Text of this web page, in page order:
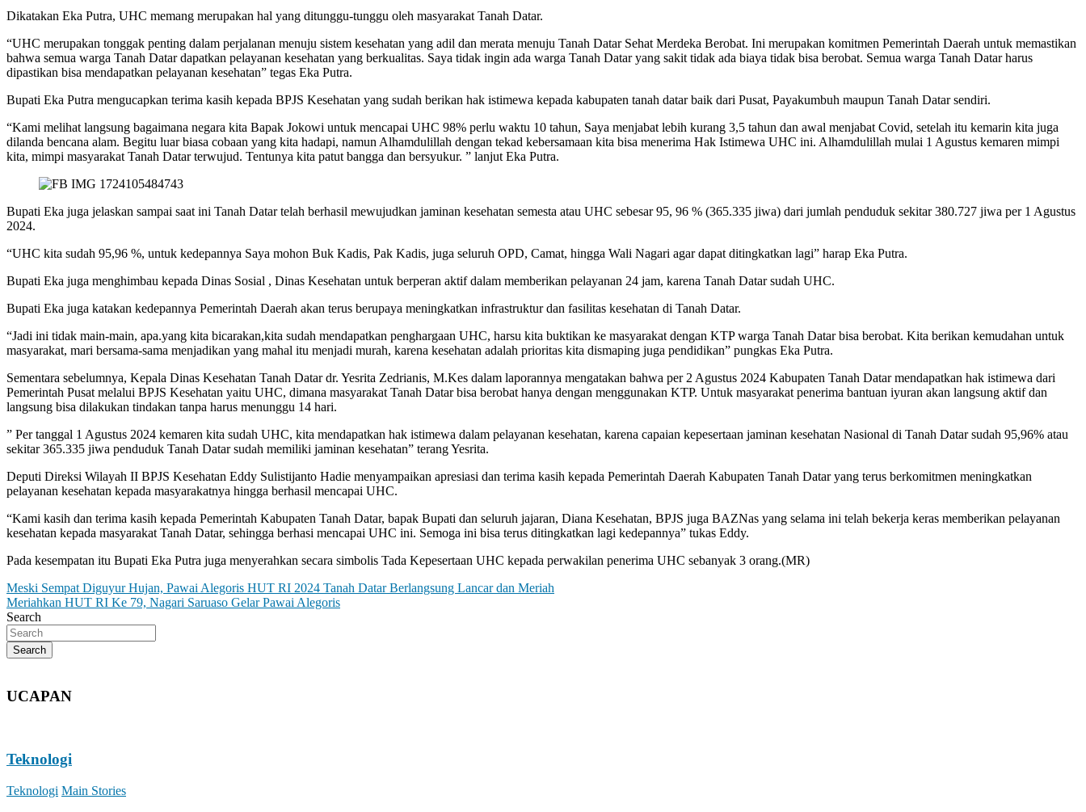
Dikatakan Eka Putra, UHC memang merupakan hal yang ditunggu-tunggu oleh masyarakat Tanah Datar.
“UHC merupakan tonggak penting dalam perjalanan menuju sistem kesehatan yang adil dan merata menuju Tanah Datar Sehat Merdeka Berobat. Ini merupakan komitmen Pemerintah Daerah untuk memastikan
bahwa semua warga Tanah Datar dapatkan pelayanan kesehatan yang berkualitas. Saya tidak ingin ada warga Tanah Datar yang sakit tidak ada biaya tidak bisa berobat. Semua warga Tanah Datar harus
dipastikan bisa mendapatkan pelayanan kesehatan” tegas Eka Putra.
Bupati Eka Putra mengucapkan terima kasih kepada BPJS Kesehatan yang sudah berikan hak istimewa kepada kabupaten tanah datar baik dari Pusat, Payakumbuh maupun Tanah Datar sendiri.
“Kami melihat langsung bagaimana negara kita Bapak Jokowi untuk mencapai UHC 98% perlu waktu 10 tahun, Saya menjabat lebih kurang 3,5 tahun dan awal menjabat Covid, setelah itu kemarin kita juga
dilanda bencana alam. Begitu luar biasa cobaan yang kita hadapi, namun Alhamdulillah dengan tekad kebersamaan kita bisa menerima Hak Istimewa UHC ini. Alhamdulillah mulai 1 Agustus kemaren mimpi
kita, mimpi masyarakat Tanah Datar terwujud. Tentunya kita patut bangga dan bersyukur. ” lanjut Eka Putra.
Bupati Eka juga jelaskan sampai saat ini Tanah Datar telah berhasil mewujudkan jaminan kesehatan semesta atau UHC sebesar 95, 96 % (365.335 jiwa) dari jumlah penduduk sekitar 380.727 jiwa per 1 Agustus
2024.
“UHC kita sudah 95,96 %, untuk kedepannya Saya mohon Buk Kadis, Pak Kadis, juga seluruh OPD, Camat, hingga Wali Nagari agar dapat ditingkatkan lagi” harap Eka Putra.
Bupati Eka juga menghimbau kepada Dinas Sosial , Dinas Kesehatan untuk berperan aktif dalam memberikan pelayanan 24 jam, karena Tanah Datar sudah UHC.
Bupati Eka juga katakan kedepannya Pemerintah Daerah akan terus berupaya meningkatkan infrastruktur dan fasilitas kesehatan di Tanah Datar.
“Jadi ini tidak main-main, apa.yang kita bicarakan,kita sudah mendapatkan penghargaan UHC, harsu kita buktikan ke masyarakat dengan KTP warga Tanah Datar bisa berobat. Kita berikan kemudahan untuk
masyarakat, mari bersama-sama menjadikan yang mahal itu menjadi murah, karena kesehatan adalah prioritas kita dismaping juga pendidikan” pungkas Eka Putra.
Sementara sebelumnya, Kepala Dinas Kesehatan Tanah Datar dr. Yesrita Zedrianis, M.Kes dalam laporannya mengatakan bahwa per 2 Agustus 2024 Kabupaten Tanah Datar mendapatkan hak istimewa dari
Pemerintah Pusat melalui BPJS Kesehatan yaitu UHC, dimana masyarakat Tanah Datar bisa berobat hanya dengan menggunakan KTP. Untuk masyarakat penerima bantuan iyuran akan langsung aktif dan
langsung bisa dilakukan tindakan tanpa harus menunggu 14 hari.
” Per tanggal 1 Agustus 2024 kemaren kita sudah UHC, kita mendapatkan hak istimewa dalam pelayanan kesehatan, karena capaian kepesertaan jaminan kesehatan Nasional di Tanah Datar sudah 95,96% atau
sekitar 365.335 jiwa penduduk Tanah Datar sudah memiliki jaminan kesehatan” terang Yesrita.
Deputi Direksi Wilayah II BPJS Kesehatan Eddy Sulistijanto Hadie menyampaikan apresiasi dan terima kasih kepada Pemerintah Daerah Kabupaten Tanah Datar yang terus berkomitmen meningkatkan
pelayanan kesehatan kepada masyarakatnya hingga berhasil mencapai UHC.
“Kami kasih dan terima kasih kepada Pemerintah Kabupaten Tanah Datar, bapak Bupati dan seluruh jajaran, Diana Kesehatan, BPJS juga BAZNas yang selama ini telah bekerja keras memberikan pelayanan
kesehatan kepada masyarakat Tanah Datar, sehingga berhasi mencapai UHC ini. Semoga ini bisa terus ditingkatkan lagi kedepannya” tukas Eddy.
Pada kesempatan itu Bupati Eka Putra juga menyerahkan secara simbolis Tada Kepesertaan UHC kepada perwakilan penerima UHC sebanyak 3 orang.(MR)
Post
navigation
Meski Sempat Diguyur Hujan, Pawai Alegoris HUT RI 2024 Tanah Datar Berlangsung Lancar dan Meriah
Meriahkan HUT RI Ke 79, Nagari Saruaso Gelar Pawai Alegoris
Search
Search
UCAPAN
Teknologi
Teknologi Main Stories